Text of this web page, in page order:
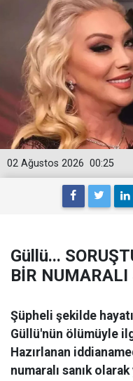
00:25
02 Ağustos 2026
Güllü...
BİR
Şüpheli şekilde
Güllü'nün ölümüyle
Hazırlanan
numaralı sanık